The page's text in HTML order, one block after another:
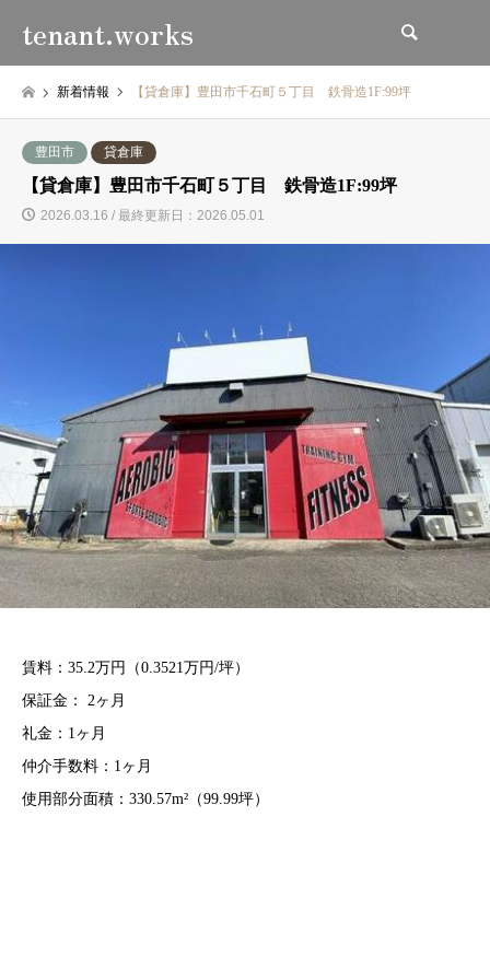
tenant.works
新着情報 【貸倉庫】豊田市千石町５丁目 鉄骨造1F:99坪
豊田市 貸倉庫
【貸倉庫】豊田市千石町５丁目 鉄骨造1F:99坪
2026.03.16 / 最終更新日：2026.05.01
賃料：35.2万円（0.3521万円/坪）
保証金： 2ヶ月
礼金：1ヶ月
仲介手数料：1ヶ月
使用部分面積：330.57m²（99.99坪）